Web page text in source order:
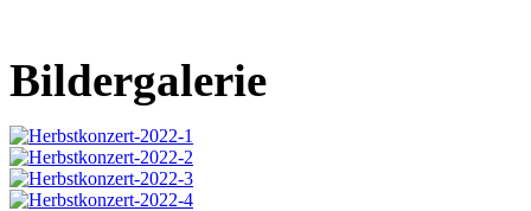
Bildergalerie